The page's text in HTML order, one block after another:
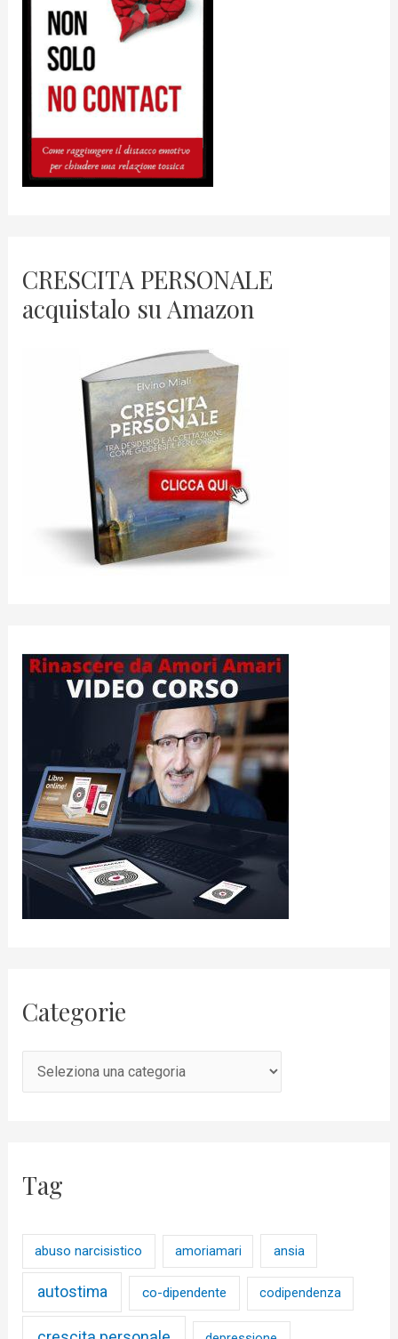
CRESCITA PERSONALE
acquistalo su Amazon
Categorie
Tag
abuso narcisistico amoriamari ansia
autostima co-dipendente codipendenza